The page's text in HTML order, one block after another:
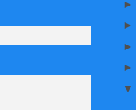
►
►
►
►
▼